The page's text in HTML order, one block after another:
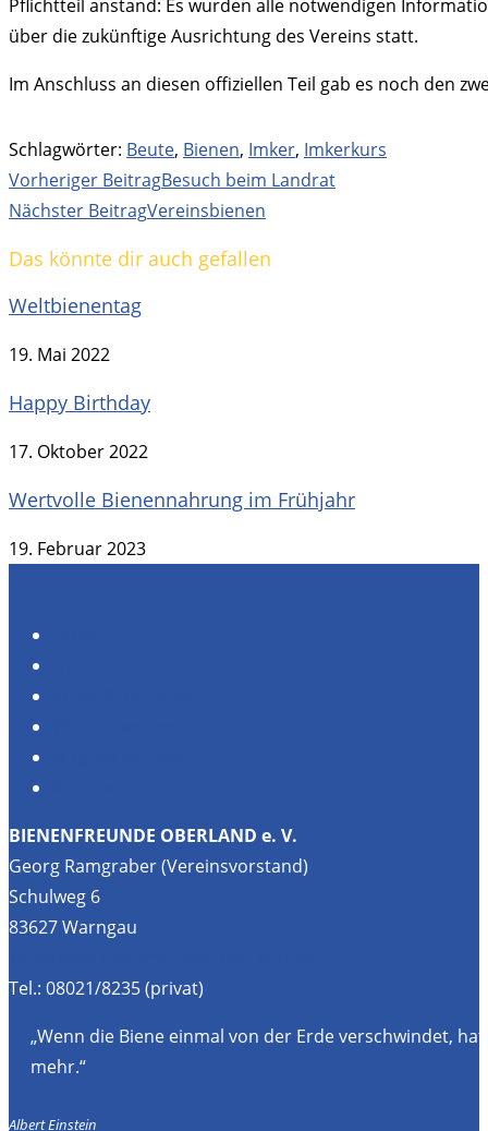
Pflichtteil anstand: Es wurden alle notwendigen
über die zukünftige Ausrichtung des Vereins statt.
Im Anschluss an diesen offiziellen Teil gab es noch den
Schlagwörter: Beute, Bienen, Imker, Imkerkurs
Weitere
Artikel
Vorheriger BeitragBesuch beim Landrat
Nächster BeitragVereinsbienen
Das könnte dir auch gefallen
Weltbienentag
19. Mai 2022
Happy Birthday
17. Oktober 2022
Wertvolle Bienennahrung im Frühjahr
19. Februar 2023
BIENENFREUNDE OBERLAND e. V.
Georg Ramgraber (Vereinsvorstand)
Schulweg 6
83627 Warngau
Tel.: 08021/8235 (privat)
„Wenn die Biene einmal von der Erde verschwindet,
mehr.“
Albert Einstein